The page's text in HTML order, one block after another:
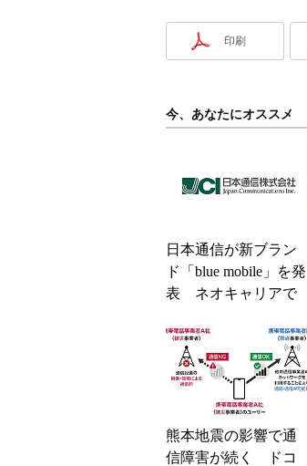
印刷
今、あなたにオススメ
日本通信が新ブラン
ド「blue mobile」を発
表 ネオキャリアで
熊本地震の影響で通
信障害が続く ドコ